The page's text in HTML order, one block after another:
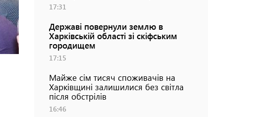
17:31
Державі повернули землю в
Харківській області зі скіфським
городищем
17:15
Майже сім тисяч споживачів на
Харківщині залишилися без світла
після обстрілів
16:46